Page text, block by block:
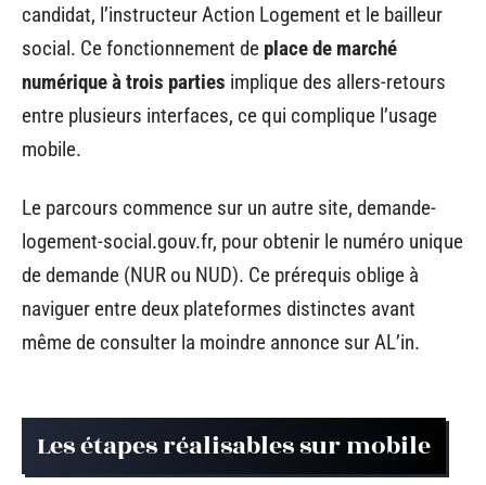
candidat, l’instructeur Action Logement et le bailleur
social. Ce fonctionnement de place de marché
numérique à trois parties implique des allers-retours
entre plusieurs interfaces, ce qui complique l’usage
mobile.
Le parcours commence sur un autre site, demande-
logement-social.gouv.fr, pour obtenir le numéro unique
de demande (NUR ou NUD). Ce prérequis oblige à
naviguer entre deux plateformes distinctes avant
même de consulter la moindre annonce sur AL’in.
Les étapes réalisables sur mobile